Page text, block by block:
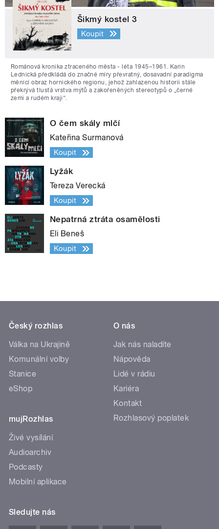
Šikmý kostel 3
Koupit
Románová kronika ztraceného města - léta 1945–1961. Karin
Lednická předkládá do značné míry převratný, dosavadní paradigma
měnící obraz hornického regionu, jehož zahlazenou historii stále
překrývá tlustá vrstva mýtů a zakořeněných stereotypů o „černé
zemi a rudém kraji“.
O čem skály mlčí
Kateřina Surmanová
Koupit
Lyžák
Tereza Verecká
Koupit
Nepatrná ztráta osamělosti
Eli Beneš
Koupit
Český rozhlas
Válka na Ukrajině
Komunální volby
Stanice
eShop
mujRozhlas
Živé vysílání
Audioarchiv
Podcasty
Mobilní aplikace
O nás
Jak nás naladíte
Nápověda
Lidé v rádiu
Kariéra
Kontakt
Rozhlasový poplatek
Sledujte nás